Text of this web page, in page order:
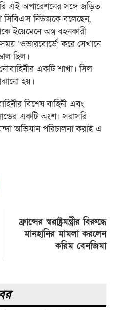
এই অপারেশনের সঙ্গে জড়িত
সিবিএস নিউজকে বলেছেন,
ইয়েমেনে অস্ত্র বহনকারী
‘ওভারবোর্ডে’ করে সেখানে
ছিল।
একটি শাখা। সিল
হয়।
বিশেষ বাহিনী এবং
একটি অংশ। সরাসরি
অভিযান পরিচালনা করাই এ
ফ্রান্সের স্বরাষ্ট্রমন্ত্রীর বিরুদ্ধে
মানহানির মামলা করলেন
করিম বেনজিমা